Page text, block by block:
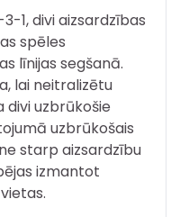
1, divi aizsardzības
spēles
līnijas segšanā.
lai neitralizētu
divi uzbrūkošie
uzbrūkošais
starp aizsardzību
izmantot